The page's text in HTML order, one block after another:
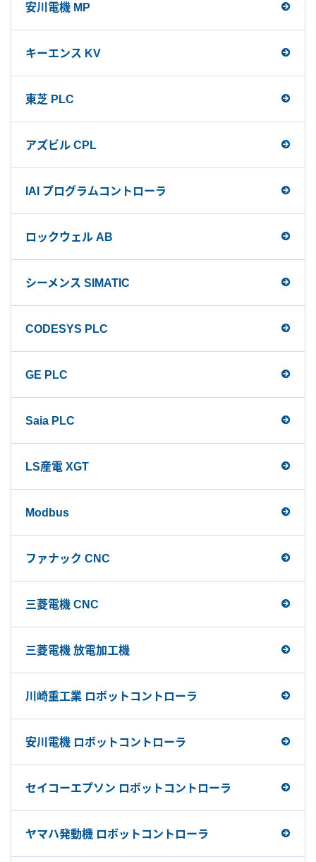
安川電機 MP
キーエンス KV
東芝 PLC
アズビル CPL
IAI プログラムコントローラ
ロックウェル AB
シーメンス SIMATIC
CODESYS PLC
GE PLC
Saia PLC
LS産電 XGT
Modbus
ファナック CNC
三菱電機 CNC
三菱電機 放電加工機
川崎重工業 ロボットコントローラ
安川電機 ロボットコントローラ
セイコーエプソン ロボットコントローラ
ヤマハ発動機 ロボットコントローラ